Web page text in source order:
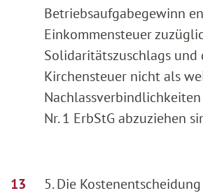
Betriebsaufgabegewinn
Einkommensteuer
Solidaritätszuschlags und
Kirchensteuer nicht als
Nachlassverbindlichkeiten
Nr. 1 ErbStG abzuziehen
5. Die